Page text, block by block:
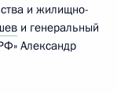
и жилищно-
и генеральный
Александр